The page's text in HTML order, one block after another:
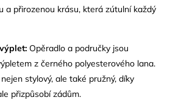
a přirozenou krásu, která zútulní každý
Opěradlo a područky jsou
z černého polyesterového lana.
stylový, ale také pružný, díky
přizpůsobí zádům.